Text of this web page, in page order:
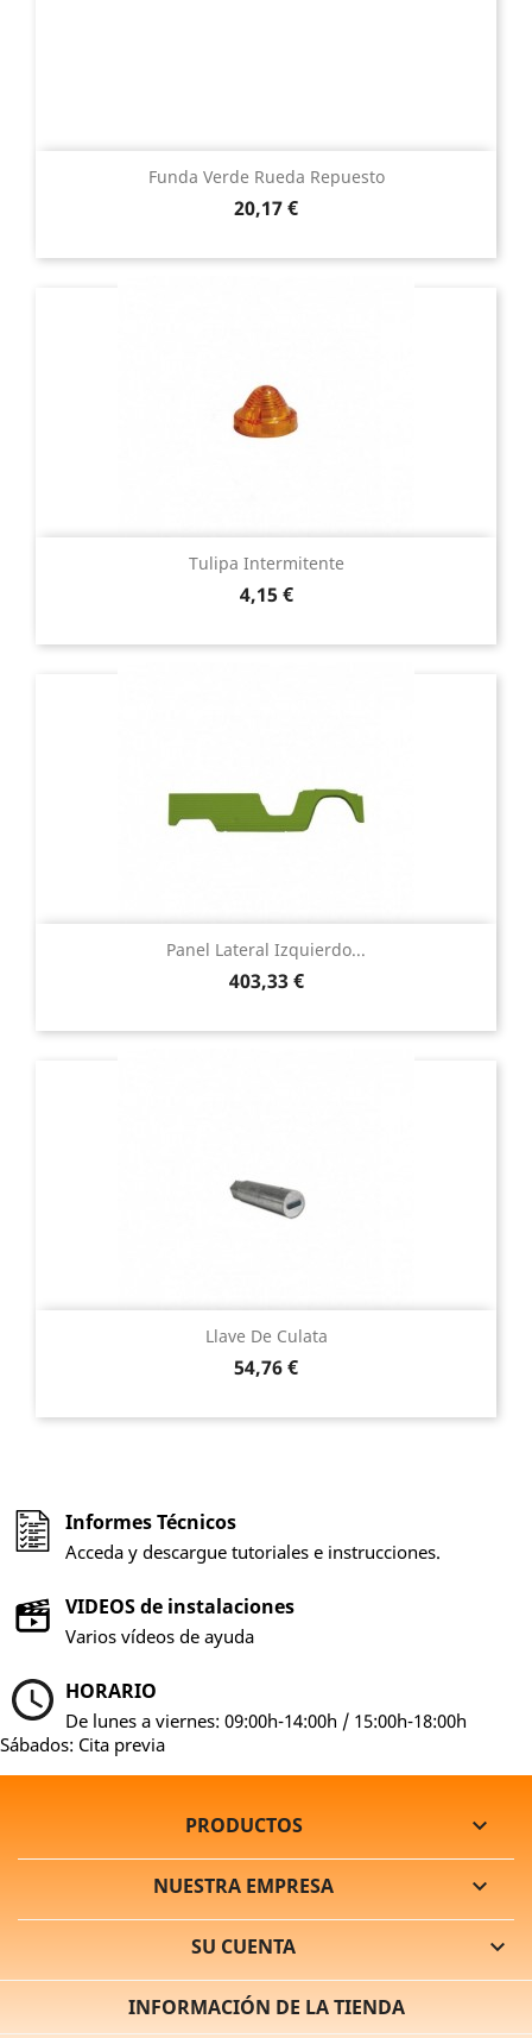
Funda Verde Rueda Repuesto
Precio
20,17 €
Tulipa Intermitente
Precio
4,15 €
Panel Lateral Izquierdo...
Precio
403,33 €
Llave De Culata
Precio
54,76 €
Informes Técnicos
Acceda y descargue tutoriales e instrucciones.
VIDEOS de instalaciones
Varios vídeos de ayuda
HORARIO
De lunes a viernes: 09:00h-14:00h / 15:00h-18:00h
Sábados: Cita previa
PRODUCTOS 
NUESTRA EMPRESA 
SU CUENTA 
INFORMACIÓN DE LA TIENDA